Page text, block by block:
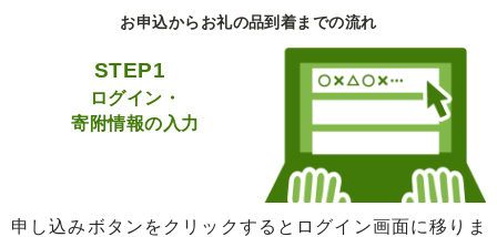
お申込からお礼の品到着までの流れ
STEP1
ログイン・
寄附情報の入力
申し込みボタンをクリックするとログイン画面に移りま